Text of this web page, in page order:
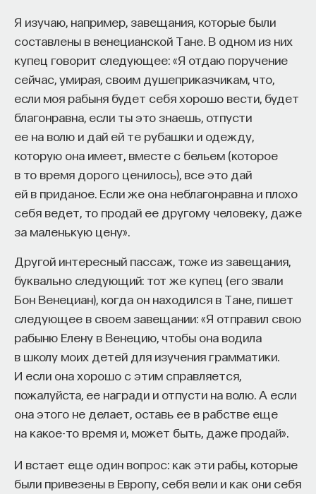
Я изучаю, например, завещания, которые были
составлены в венецианской Тане. В одном из них
купец говорит следующее: «Я отдаю поручение
сейчас, умирая, своим душеприказчикам, что,
если моя рабыня будет себя хорошо вести, будет
благонравна, если ты это знаешь, отпусти
ее на волю и дай ей те рубашки и одежду,
которую она имеет, вместе с бельем (которое
в то время дорого ценилось), все это дай
ей в приданое. Если же она неблагонравна и плохо
себя ведет, то продай ее другому человеку, даже
за маленькую цену».
Другой интересный пассаж, тоже из завещания,
буквально следующий: тот же купец (его звали
Бон Венециан), когда он находился в Тане, пишет
следующее в своем завещании: «Я отправил свою
рабыню Елену в Венецию, чтобы она водила
в школу моих детей для изучения грамматики.
И если она хорошо с этим справляется,
пожалуйста, ее награди и отпусти на волю. А если
она этого не делает, оставь ее в рабстве еще
на какое-то время и, может быть, даже продай».
И встает еще один вопрос: как эти рабы, которые
были привезены в Европу, себя вели и как они себя